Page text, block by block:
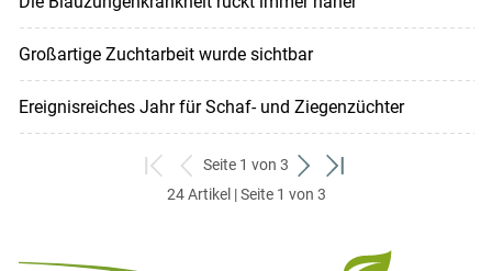
Großartige Zuchtarbeit wurde sichtbar
Ereignisreiches Jahr für Schaf- und Ziegenzüchter
zum
ersten
zurück
zum
Seite 1 von 3
weiter
zum
zum
24 Artikel | Seite 1 von 3